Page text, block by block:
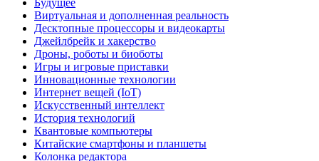
Виртуальная и дополненная реальность
Десктопные процессоры и видеокарты
Джейлбрейк и хакерство
Дроны, роботы и биоботы
Игры и игровые приставки
Инновационные технологии
Интернет вещей (IoT)
Искусственный интеллект
История технологий
Квантовые компьютеры
Китайские смартфоны и планшеты
Колонка редактора